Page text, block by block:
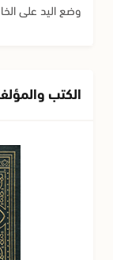
وضع اليد على
الكتب